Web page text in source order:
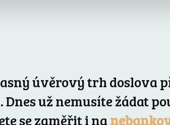
úvěrový trh doslova
Dnes už nemusíte žádat
se zaměřit i na